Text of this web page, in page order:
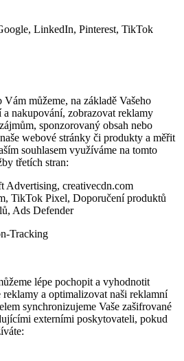
LinkedIn, Pinterest, TikTok
můžeme, na základě Vašeho
nakupování, zobrazovat reklamy
sponzorovaný obsah nebo
webové stránky či produkty a měřit
souhlasem využíváme na tomto
třetích stran:
Advertising, creativecdn.com
TikTok Pixel, Doporučení produktů
Ads Defender
Tracking
lépe pochopit a vyhodnotit
reklamy a optimalizovat naši reklamní
synchronizujeme Vaše zašifrované
externími poskytovateli, pokud